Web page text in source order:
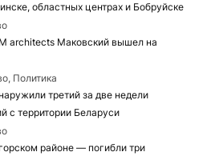
областных центрах и Бобруйске
architects Маковский вышел на
Политика
третий за две недели
с территории Беларуси
районе — погибли три